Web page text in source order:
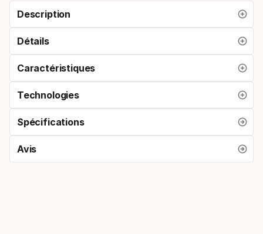
Description
Détails
Caractéristiques
Technologies
Spécifications
Avis